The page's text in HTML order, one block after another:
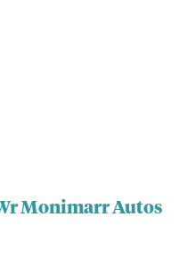
Monimarr Autos